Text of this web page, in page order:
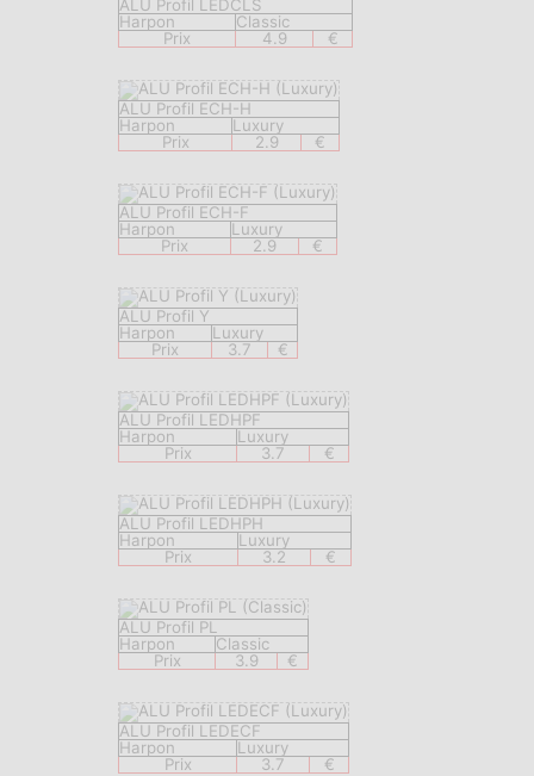
ALU Profil LEDCLS
Harpon
Classic
Prix
4.9 €
ALU Profil ECH-H
Harpon
Luxury
Prix
2.9 €
ALU Profil ECH-F
Harpon
Luxury
Prix
2.9 €
ALU Profil Y
Harpon
Luxury
Prix
3.7 €
ALU Profil LEDHPF
Harpon
Luxury
Prix
3.7 €
ALU Profil LEDHPH
Harpon
Luxury
Prix
3.2 €
ALU Profil PL
Harpon
Classic
Prix
3.9 €
ALU Profil LEDECF
Harpon
Luxury
Prix
3.7 €